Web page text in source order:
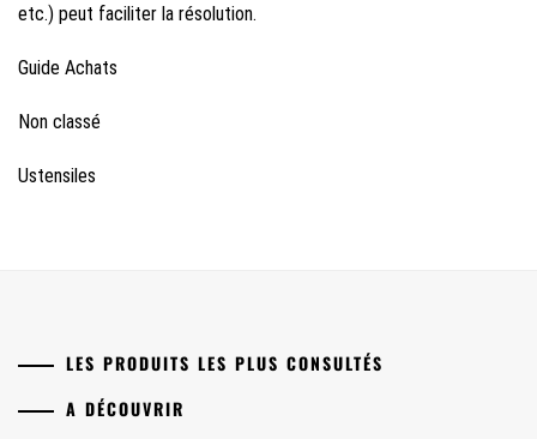
etc.) peut faciliter la résolution.
Guide Achats
Non classé
Ustensiles
LES PRODUITS LES PLUS CONSULTÉS
A DÉCOUVRIR